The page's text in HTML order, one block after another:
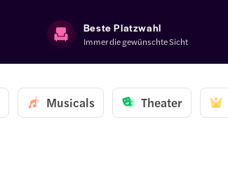
Beste Platzwahl
Immer die gewünschte Sicht
Musicals Theater